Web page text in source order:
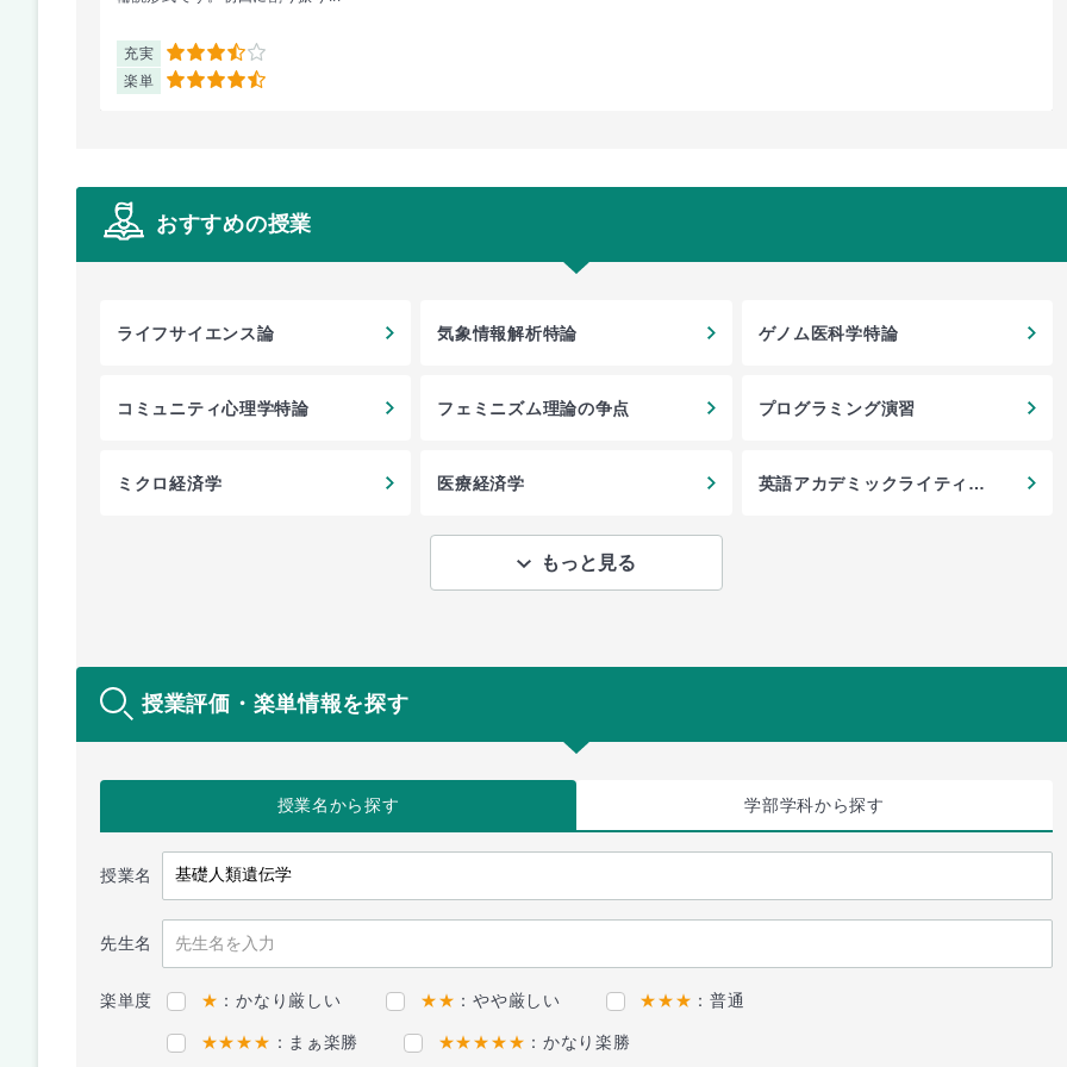
充実 3.5
楽単 4.5
おすすめの授業
ライフサイエンス論 気象情報解析特論 ゲノム医科学特論
コミュニティ心理学特論 フェミニズム理論の争点 プログラミング演習
ミクロ経済学 医療経済学
英語アカデミックライティン
もっと見る
授業評価・楽単情報を探す
授業名から探す 学部学科から探す
授業名
先生名
楽単度 ★ ：かなり厳しい ★★ ：やや厳しい ★★★ ：普通
★★★★ ：まぁ楽勝 ★★★★★ ：かなり楽勝